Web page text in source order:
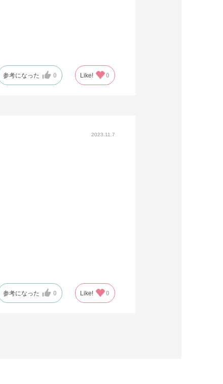
参考になった 0 Like! 0
2023.11.7
参考になった 0 Like! 0